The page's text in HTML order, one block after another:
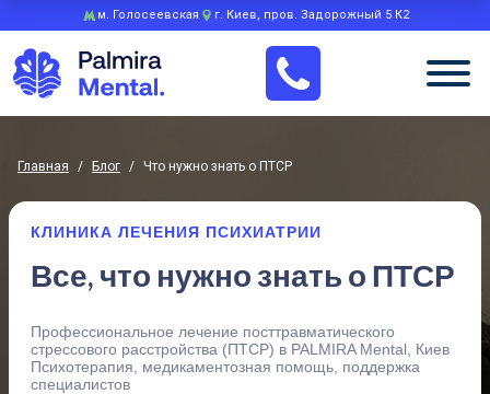
м. Голосеевская г. Киев, пров. Задорожный 5 К2
Главная / Блог / Что нужно знать о ПТСР
КЛИНИКА ЛЕЧЕНИЯ ПСИХИАТРИИ
Все, что нужно знать о ПТСР
Профессиональное лечение посттравматического
стрессового расстройства (ПТСР) в PALMIRA Mental, Киев
Психотерапия, медикаментозная помощь, поддержка
специалистов